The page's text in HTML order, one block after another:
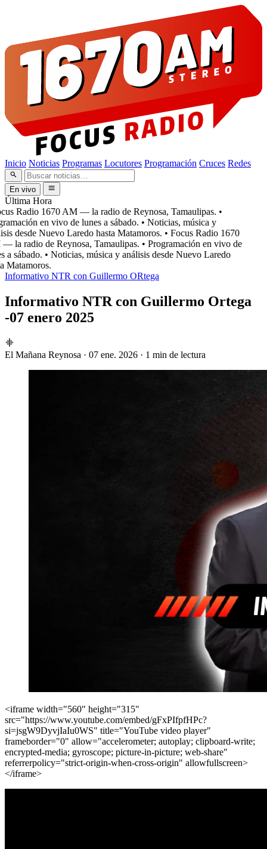
Inicio Noticias Programas Locutores Programación Cruces Redes
En vivo
Última Hora
Radio 1670 AM — la radio de Reynosa, Tamaulipas. •
en vivo de lunes a sábado. • Noticias, música y
desde Nuevo Laredo hasta Matamoros. • Focus Radio 1670
la radio de Reynosa, Tamaulipas. • Programación en vivo de
a sábado. • Noticias, música y análisis desde Nuevo Laredo
Matamoros.
Informativo NTR con Guillermo ORtega
Informativo NTR con Guillermo Ortega
-07 enero 2025
El Mañana Reynosa · 07 ene. 2026 · 1 min de lectura
<iframe width="560" height="315"
src="https://www.youtube.com/embed/gFxPIfpfHPc?
si=jsgW9DyvjIaIu0WS" title="YouTube video player"
frameborder="0" allow="accelerometer; autoplay; clipboard-write;
encrypted-media; gyroscope; picture-in-picture; web-share"
referrerpolicy="strict-origin-when-cross-origin" allowfullscreen>
</iframe>